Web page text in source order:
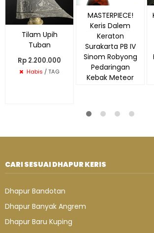
Tilam Upih
Tuban
Rp 2.200.000
Habis / TAG
MASTERPIECE!
Keris Dalem
Keraton
Surakarta PB IV
Sinom Robyong
Pedaringan
Kebak Meteor
Habis / PK462
CARI SESUAI DHAPUR KERIS
Dhapur Bandotan
Dhapur Banyak Angrem
Dhapur Baru Kuping